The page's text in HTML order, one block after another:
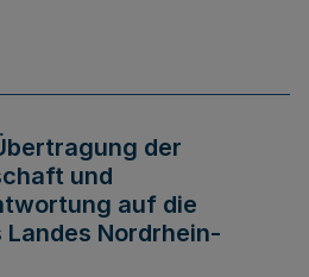
der
und
auf die
Nordrhein-